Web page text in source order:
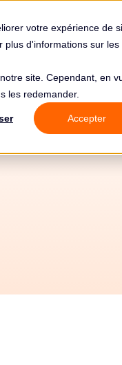
votre expérience de
d'informations sur les
site. Cependant, en
les redemander.
Accepter
Tarifs Clients
400€